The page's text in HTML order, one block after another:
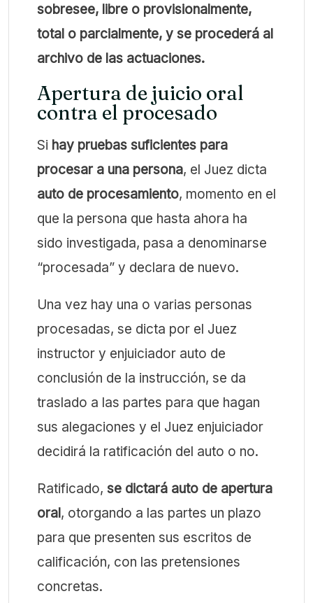
sobresee, libre o provisionalmente,
total o parcialmente, y se procederá al
archivo de las actuaciones.
Apertura de juicio oral
contra el procesado
Si hay pruebas suficientes para
procesar a una persona, el Juez dicta
auto de procesamiento, momento en el
que la persona que hasta ahora ha
sido investigada, pasa a denominarse
“procesada” y declara de nuevo.
Una vez hay una o varias personas
procesadas, se dicta por el Juez
instructor y enjuiciador auto de
conclusión de la instrucción, se da
traslado a las partes para que hagan
sus alegaciones y el Juez enjuiciador
decidirá la ratificación del auto o no.
Ratificado, se dictará auto de apertura
oral, otorgando a las partes un plazo
para que presenten sus escritos de
calificación, con las pretensiones
concretas.